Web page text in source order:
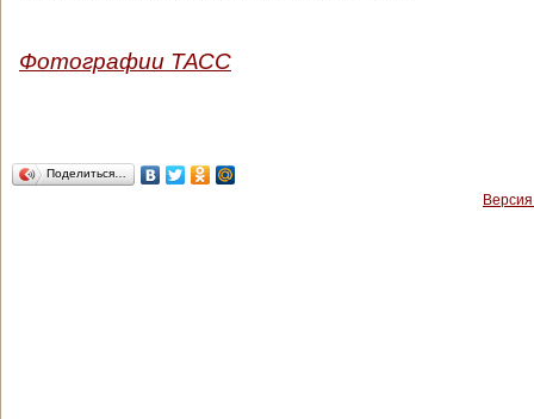
Фотографии ТАСС
Поделиться…